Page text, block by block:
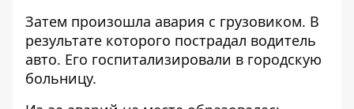
Затем произошла авария с грузовиком. В
результате которого пострадал водитель
авто. Его госпитализировали в городскую
больницу.